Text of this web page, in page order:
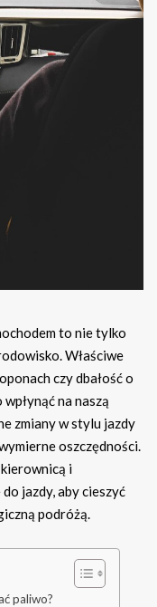
to nie tylko
Właściwe
czy dbałość o
na naszą
zmiany w stylu jazdy
oszczędności.
i
jazdy, aby cieszyć
podróżą.
paliwo?